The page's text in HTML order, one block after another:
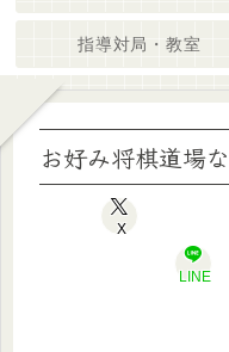
指導対局・教室
お好み将棋道場
X
LINE